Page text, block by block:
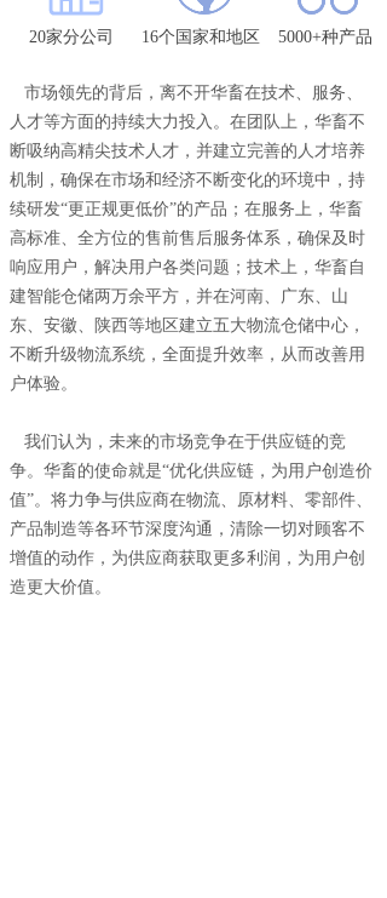
16个国家和地区 5000+种产品
20家分公司
市场领先的背后，离不开华畜在技术、服务、
人才等方面的持续大力投入。在团队上，华畜不
断吸纳高精尖技术人才，并建立完善的人才培养
机制，确保在市场和经济不断变化的环境中，持
续研发“更正规更低价”的产品；在服务上，华畜
高标准、全方位的售前售后服务体系，确保及时
响应用户，解决用户各类问题；技术上，华畜自
建智能仓储两万余平方，并在河南、广东、山
东、安徽、陕西等地区建立五大物流仓储中心，
不断升级物流系统，全面提升效率，从而改善用
户体验。
我们认为，未来的市场竞争在于供应链的竞
争。华畜的使命就是“优化供应链，为用户创造价
值”。将力争与供应商在物流、原材料、零部件、
产品制造等各环节深度沟通，清除一切对顾客不
增值的动作，为供应商获取更多利润，为用户创
造更大价值。